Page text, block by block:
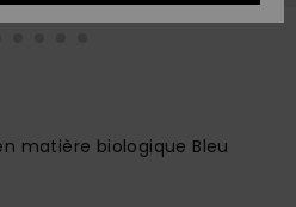
matière biologique Bleu